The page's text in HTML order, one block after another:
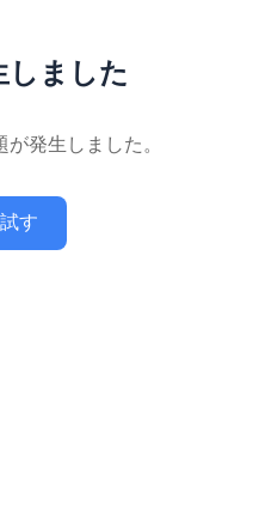
ました
発生しました。
す